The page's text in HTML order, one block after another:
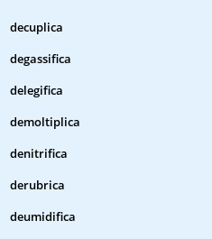
decuplica
degassifica
delegifica
demoltiplica
denitrifica
derubrica
deumidifica